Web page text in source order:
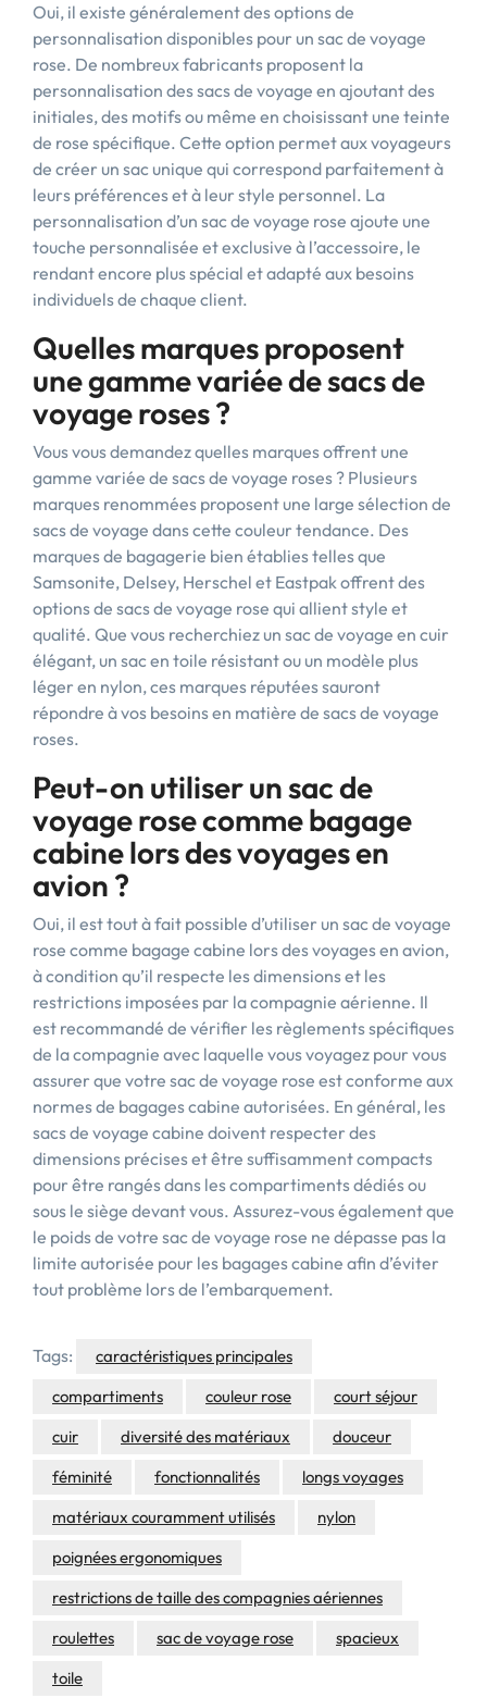
Oui, il existe généralement des options de
personnalisation disponibles pour un sac de voyage
rose. De nombreux fabricants proposent la
personnalisation des sacs de voyage en ajoutant des
initiales, des motifs ou même en choisissant une teinte
de rose spécifique. Cette option permet aux voyageurs
de créer un sac unique qui correspond parfaitement à
leurs préférences et à leur style personnel. La
personnalisation d’un sac de voyage rose ajoute une
touche personnalisée et exclusive à l’accessoire, le
rendant encore plus spécial et adapté aux besoins
individuels de chaque client.
Quelles marques proposent
une gamme variée de sacs de
voyage roses ?
Vous vous demandez quelles marques offrent une
gamme variée de sacs de voyage roses ? Plusieurs
marques renommées proposent une large sélection de
sacs de voyage dans cette couleur tendance. Des
marques de bagagerie bien établies telles que
Samsonite, Delsey, Herschel et Eastpak offrent des
options de sacs de voyage rose qui allient style et
qualité. Que vous recherchiez un sac de voyage en cuir
élégant, un sac en toile résistant ou un modèle plus
léger en nylon, ces marques réputées sauront
répondre à vos besoins en matière de sacs de voyage
roses.
Peut-on utiliser un sac de
voyage rose comme bagage
cabine lors des voyages en
avion ?
Oui, il est tout à fait possible d’utiliser un sac de voyage
rose comme bagage cabine lors des voyages en avion,
à condition qu’il respecte les dimensions et les
restrictions imposées par la compagnie aérienne. Il
est recommandé de vérifier les règlements spécifiques
de la compagnie avec laquelle vous voyagez pour vous
assurer que votre sac de voyage rose est conforme aux
normes de bagages cabine autorisées. En général, les
sacs de voyage cabine doivent respecter des
dimensions précises et être suffisamment compacts
pour être rangés dans les compartiments dédiés ou
sous le siège devant vous. Assurez-vous également que
le poids de votre sac de voyage rose ne dépasse pas la
limite autorisée pour les bagages cabine afin d’éviter
tout problème lors de l’embarquement.
Tags:
caractéristiques principales
compartiments
couleur rose
court séjour
cuir
diversité des matériaux
douceur
féminité
fonctionnalités
longs voyages
matériaux couramment utilisés
nylon
poignées ergonomiques
restrictions de taille des compagnies aériennes
roulettes
sac de voyage rose
spacieux
toile